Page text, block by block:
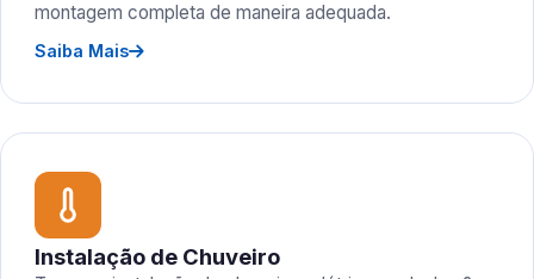
montagem completa de maneira adequada.
Saiba Mais
Instalação de Chuveiro